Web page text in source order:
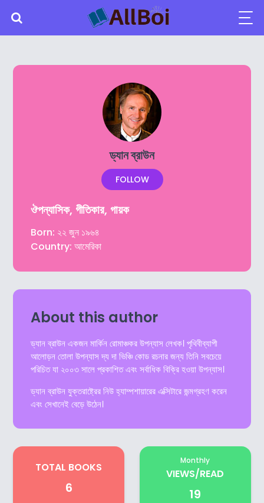
ড্যান ব্রাউন
FOLLOW
ঔপন্যাসিক, গীতিকার, গায়ক
Born: ২২ জুন ১৯৬৪
Country: আমেরিকা
About this author
ড্যান ব্রাউন একজন মার্কিন রোমাঞ্চকর উপন্যাস লেখক। পৃথিবীব্যাপী
আলোড়ন তোলা উপন্যাস দ্য দা ভিঞ্চি কোড রচনার জন্য তিনি সবচেয়ে
পরিচিত যা ২০০৩ সালে প্রকাশিত এবং সর্বাধিক বিক্রি হওয়া উপন্যাস।
ড্যান ব্রাউন যুক্তরাষ্ট্রের নিউ হ্যাম্পশায়ারের এক্সিটারে জন্মগ্রহণ করেন
এবং সেখানেই বেড়ে উঠেন।
TOTAL BOOKS
6
Monthly
VIEWS/READ
19